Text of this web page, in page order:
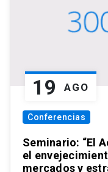
19 AGO
Conferencias
Seminario: “El
el
mercados y